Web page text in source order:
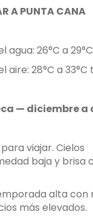
A PUNTA CANA
agua: 26°C a
aire: 28°C a 33°C
— diciembre a
viajar. Cielos
baja y brisa
alta con
más elevados.